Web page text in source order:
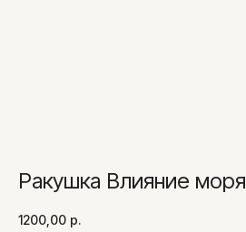
Ракушка Влияние моря
1200,00 р.